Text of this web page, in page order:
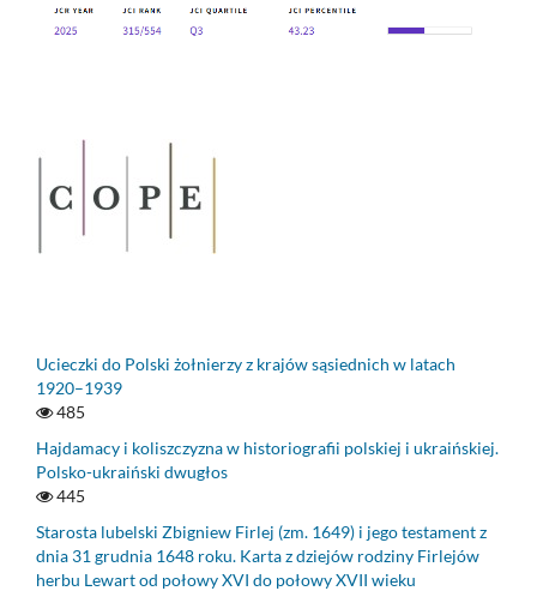
Ucieczki do Polski żołnierzy z krajów sąsiednich w latach
1920–1939
485
Hajdamacy i koliszczyzna w historiografii polskiej i ukraińskiej.
Polsko-ukraiński dwugłos
445
Starosta lubelski Zbigniew Firlej (zm. 1649) i jego testament z
dnia 31 grudnia 1648 roku. Karta z dziejów rodziny Firlejów
herbu Lewart od połowy XVI do połowy XVII wieku